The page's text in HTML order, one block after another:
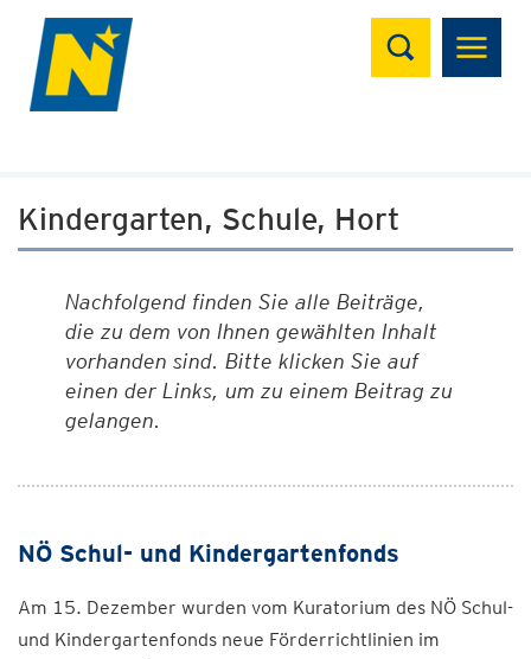
Suchen
Kindergarten, Schule, Hort
Nachfolgend finden Sie alle Beiträge,
die zu dem von Ihnen gewählten Inhalt
vorhanden sind. Bitte klicken Sie auf
einen der Links, um zu einem Beitrag zu
gelangen.
NÖ Schul- und Kindergartenfonds
Am 15. Dezember wurden vom Kuratorium des NÖ Schul-
und Kindergartenfonds neue Förderrichtlinien im